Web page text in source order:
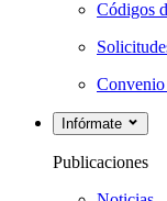
Códigos
Infórmate
Publicaciones